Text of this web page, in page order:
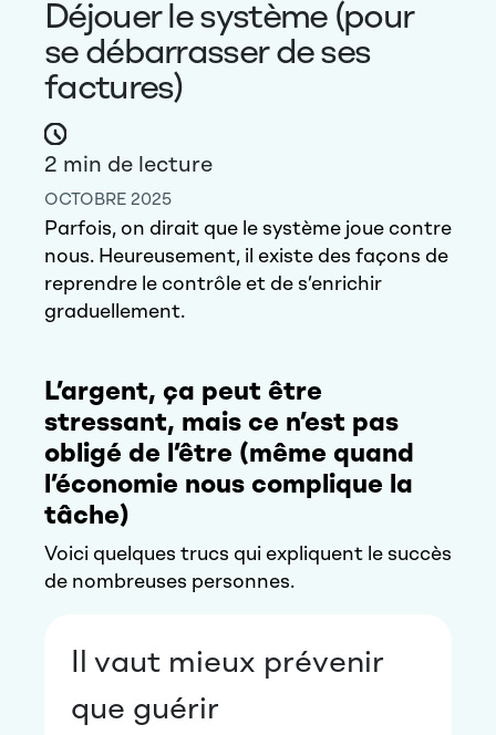
Déjouer le système (pour
se débarrasser de ses
factures)
2 min de lecture
OCTOBRE 2025
Parfois, on dirait que le système joue contre
nous. Heureusement, il existe des façons de
reprendre le contrôle et de s’enrichir
graduellement.
L’argent, ça peut être
stressant, mais ce n’est pas
obligé de l’être (même quand
l’économie nous complique la
tâche)
Voici quelques trucs qui expliquent le succès
de nombreuses personnes.
Il vaut mieux prévenir
que guérir